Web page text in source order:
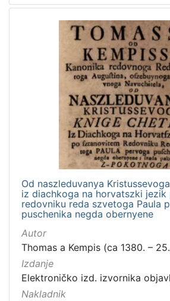
Od naszleduvanya
iz diachkoga na horvatszki
redovniku reda szvetoga Paula
puschenika negda obernyene
Autor
Thomas a Kempis (ca 1380. – 25.
Izdanje
Elektroničko izd. izvornika
Nakladnik